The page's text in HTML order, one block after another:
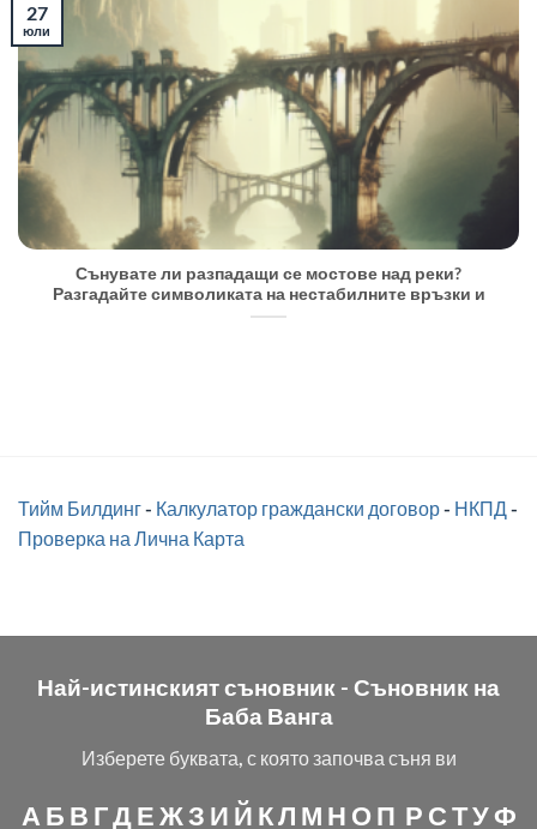
Сънувате ли разпадащи се мостове над реки?
Разгадайте символиката на нестабилните връзки и
27
юли
Тийм Билдинг- Калкулатор граждански договор- НКПД-
Проверка на Лична Карта
Най-истинският съновник - Съновник на
Баба Ванга
Изберете буквата, с която започва съня ви
А Б В ГДЕЖЗ И Й КЛ М Н О П Р СТУФ